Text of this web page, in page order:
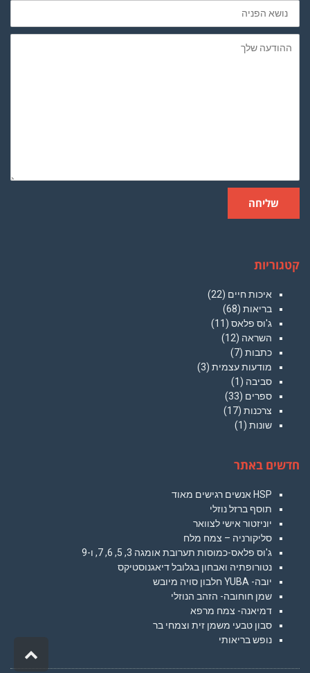
נושא
הפניה
ההודעה
שלך
שליחה
קטגוריות
איכות חיים (22)
בריאות (68)
ג'וס פלאס (11)
השראה (12)
כתבות (7)
מודעות עצמית (3)
סביבה (1)
ספרים (33)
צרכנות (17)
שונות (1)
חדשים באתר
HSP אנשים רגישים מאוד
תוסף ברזל נוזלי
יוניזטור אישי לצוואר
סליקורניה – צמח מלח
ג'וס פלאס-כמוסות תערובת אומגה 3, 5, 6, 7, ו-9
נטורופתיה ואבחון בגלובל דיאגנוסטיקס
יובה- YUBA חלבון סויה מיובש
שמן חוחובה- הזהב הנוזלי
דמיאנה- צמח מרפא
סבון טבעי משמן זית וצמחי בר
נופש בריאותי
גלילה
לראש